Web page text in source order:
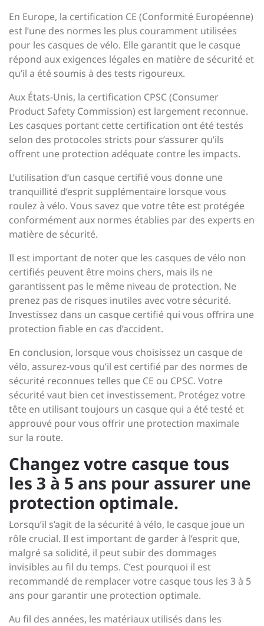
En Europe, la certification CE (Conformité Européenne)
est l’une des normes les plus couramment utilisées
pour les casques de vélo. Elle garantit que le casque
répond aux exigences légales en matière de sécurité et
qu’il a été soumis à des tests rigoureux.
Aux États-Unis, la certification CPSC (Consumer
Product Safety Commission) est largement reconnue.
Les casques portant cette certification ont été testés
selon des protocoles stricts pour s’assurer qu’ils
offrent une protection adéquate contre les impacts.
L’utilisation d’un casque certifié vous donne une
tranquillité d’esprit supplémentaire lorsque vous
roulez à vélo. Vous savez que votre tête est protégée
conformément aux normes établies par des experts en
matière de sécurité.
Il est important de noter que les casques de vélo non
certifiés peuvent être moins chers, mais ils ne
garantissent pas le même niveau de protection. Ne
prenez pas de risques inutiles avec votre sécurité.
Investissez dans un casque certifié qui vous offrira une
protection fiable en cas d’accident.
En conclusion, lorsque vous choisissez un casque de
vélo, assurez-vous qu’il est certifié par des normes de
sécurité reconnues telles que CE ou CPSC. Votre
sécurité vaut bien cet investissement. Protégez votre
tête en utilisant toujours un casque qui a été testé et
approuvé pour vous offrir une protection maximale
sur la route.
Changez votre casque tous
les 3 à 5 ans pour assurer une
protection optimale.
Lorsqu’il s’agit de la sécurité à vélo, le casque joue un
rôle crucial. Il est important de garder à l’esprit que,
malgré sa solidité, il peut subir des dommages
invisibles au fil du temps. C’est pourquoi il est
recommandé de remplacer votre casque tous les 3 à 5
ans pour garantir une protection optimale.
Au fil des années, les matériaux utilisés dans les